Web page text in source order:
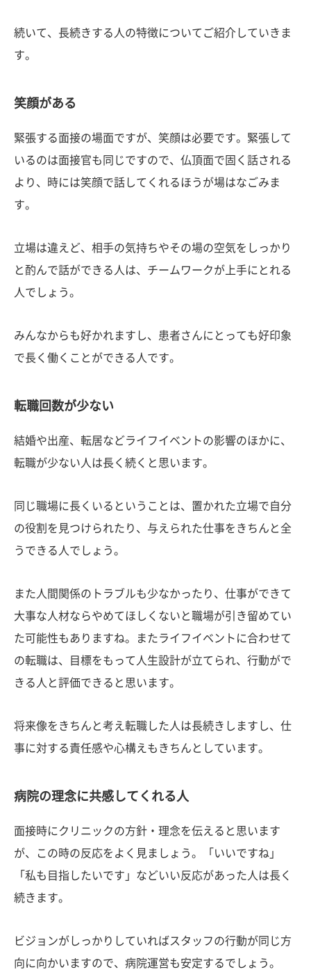
続いて、長続きする人の特徴についてご紹介していきま
す。
笑顔がある
緊張する面接の場面ですが、笑顔は必要です。緊張して
いるのは面接官も同じですので、仏頂面で固く話される
より、時には笑顔で話してくれるほうが場はなごみま
す。
立場は違えど、相手の気持ちやその場の空気をしっかり
と酌んで話ができる人は、チームワークが上手にとれる
人でしょう。
みんなからも好かれますし、患者さんにとっても好印象
で長く働くことができる人です。
転職回数が少ない
結婚や出産、転居などライフイベントの影響のほかに、
転職が少ない人は長く続くと思います。
同じ職場に長くいるということは、置かれた立場で自分
の役割を見つけられたり、与えられた仕事をきちんと全
うできる人でしょう。
また人間関係のトラブルも少なかったり、仕事ができて
大事な人材ならやめてほしくないと職場が引き留めてい
た可能性もありますね。またライフイベントに合わせて
の転職は、目標をもって人生設計が立てられ、行動がで
きる人と評価できると思います。
将来像をきちんと考え転職した人は長続きしますし、仕
事に対する責任感や心構えもきちんとしています。
病院の理念に共感してくれる人
面接時にクリニックの方針・理念を伝えると思います
が、この時の反応をよく見ましょう。「いいですね」
「私も目指したいです」などいい反応があった人は長く
続きます。
ビジョンがしっかりしていればスタッフの行動が同じ方
向に向かいますので、病院運営も安定するでしょう。